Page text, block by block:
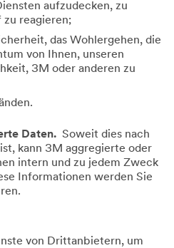
aufzudecken, zu
zu reagieren;
das Wohlergehen, die
von Ihnen, unseren
3M oder anderen zu
Daten. Soweit dies nach
kann 3M aggregierte oder
intern und zu jedem Zweck
Informationen werden Sie
von Drittanbietern, um